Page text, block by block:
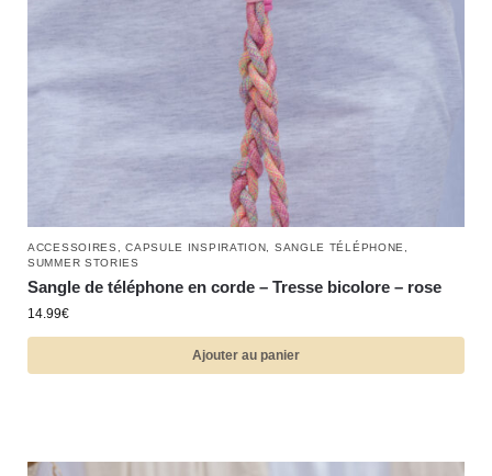
ACCESSOIRES ,CAPSULE INSPIRATION SANGLE TÉLÉPHONE
SUMMER STORIES
Sangle de téléphone en corde – Tresse bicolore – rose
14.99€
Ajouter au panier